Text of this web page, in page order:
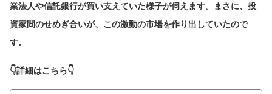
業法人や信託銀行が買い支えていた様子が伺えます。まさに、投
資家間のせめぎ合いが、この激動の市場を作り出していたので
す。
👇詳細はこちら👇